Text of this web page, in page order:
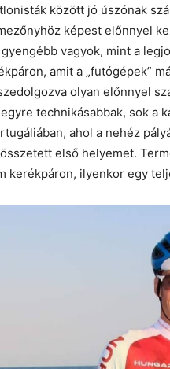
között jó úszónak
képest előnnyel
vagyok, mint a
amit a „futógépek”
olyan előnnyel
technikásabbak, sok a
ahol a nehéz
első helyemet.
kerékpáron, ilyenkor egy